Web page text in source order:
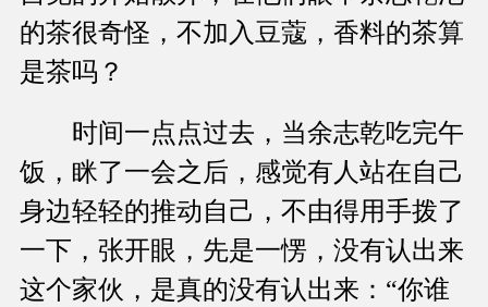
的茶很奇怪，不加入豆蔻，香料的茶算
是茶吗？
时间一点点过去，当余志乾吃完午
饭，眯了一会之后，感觉有人站在自己
身边轻轻的推动自己，不由得用手拨了
一下，张开眼，先是一愣，没有认出来
这个家伙，是真的没有认出来：“你谁